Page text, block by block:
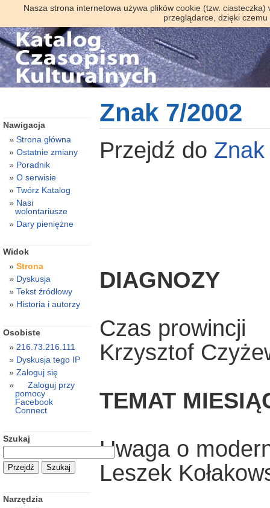
Nasza strona internetowa używa plików cookie (tzw.
przeglądarce, dzięki
Znak 7/2002
Przejdź do
DIAGNOZY
Czas prowincji
Krzysztof
TEMAT
Uwaga o
Leszek
Nawigacja
Strona główna
Ostatnie zmiany
Poradnik
O serwisie
Twórz Katalog
Nasi
wolontariusze
Dary pieniężne
Widok
Strona
Dyskusja
Tekst źródłowy
Historia i autorzy
Osobiste
216.73.216.111
Dyskusja tego IP
Zaloguj się
Zaloguj przy
pomocy
Facebook
Connect
Szukaj
Narzędzia